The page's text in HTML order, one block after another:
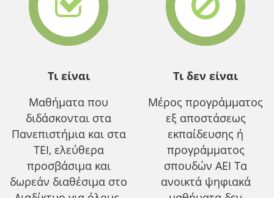
Τι είναι
Μαθήματα που
διδάσκονται στα
Πανεπιστήμια και στα
ΤΕΙ, ελεύθερα
προσβάσιμα και
δωρεάν διαθέσιμα στο
Τι δεν είναι
Μέρος προγράμματος
εξ αποστάσεως
εκπαίδευσης ή
προγράμματος
σπουδών ΑΕΙ Τα
ανοικτά ψηφιακά